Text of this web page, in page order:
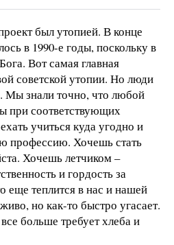
был утопией. В конце
в 1990-е годы, поскольку в
Вот самая главная
советской утопии. Но люди
Мы знали точно, что любой
при соответствующих
учиться куда угодно и
профессию. Хочешь стать
Хочешь летчиком –
и гордость за
еще теплится в нас и нашей
но как-то быстро угасает.
больше требует хлеба и